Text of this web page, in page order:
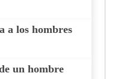
a los hombres
un hombre